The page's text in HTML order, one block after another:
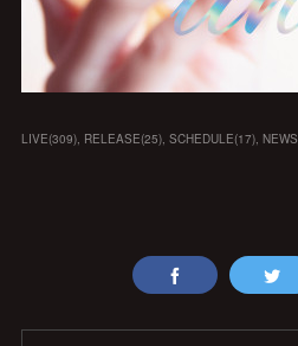
LIVE(309) RELEASE(25) SCHEDULE(17) NEWS